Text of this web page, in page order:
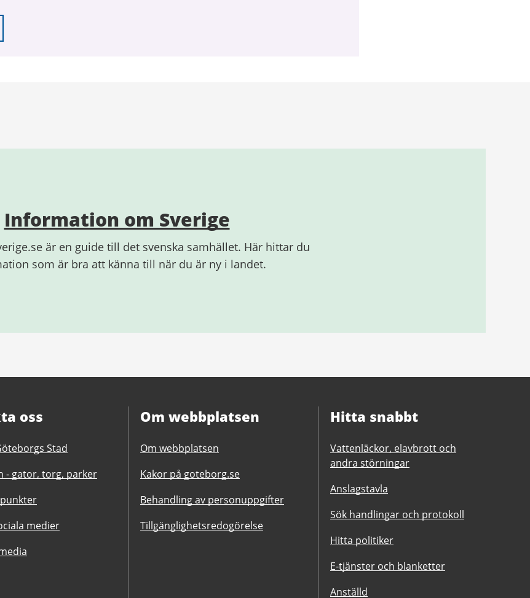
Information om Sverige
är en guide till det svenska samhället. Här hittar du
som är bra att känna till när du är ny i landet.
oss
Stad
- gator, torg, parker
medier
Om webbplatsen
Om webbplatsen
Kakor på goteborg.se
Behandling av personuppgifter
Tillgänglighetsredogörelse
Hitta snabbt
Vattenläckor, elavbrott och
andra störningar
Anslagstavla
Sök handlingar och protokoll
Hitta politiker
E-tjänster och blanketter
Anställd